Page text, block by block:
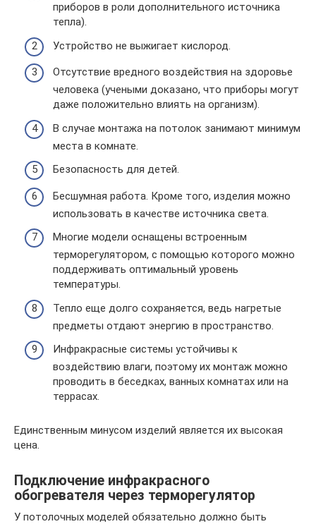
приборов в роли дополнительного источника
тепла).
Устройство не выжигает кислород.
Отсутствие вредного воздействия на здоровье
человека (учеными доказано, что приборы могут
даже положительно влиять на организм).
В случае монтажа на потолок занимают минимум
места в комнате.
Безопасность для детей.
Бесшумная работа. Кроме того, изделия можно
использовать в качестве источника света.
Многие модели оснащены встроенным
терморегулятором, с помощью которого можно
поддерживать оптимальный уровень
температуры.
Тепло еще долго сохраняется, ведь нагретые
предметы отдают энергию в пространство.
Инфракрасные системы устойчивы к
воздействию влаги, поэтому их монтаж можно
проводить в беседках, ванных комнатах или на
террасах.
Единственным минусом изделий является их высокая
цена.
Подключение инфракрасного
обогревателя через терморегулятор
У потолочных моделей обязательно должно быть